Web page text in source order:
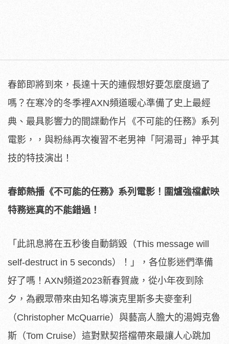
春節即將到來，長達十天的連假想好要怎麼度過了
嗎？在寒冷的冬季裡AXN頻道暖心準備了史上最經
典、最具影響力的間諜動作片《不可能的任務》系列
電影，，與粉絲再次複習不老男神「阿湯哥」神乎其
技的特技演出！
春節熱播《不可能的任務》系列電影！圍爐強檔獻映
特務迷真的不能錯過！
「此訊息將在五秒後自動銷毀（This message will
self-destruct in 5 seconds）！」，各位影迷們準備
好了嗎！AXN頻道2023新春賀歲，從小年夜到除
夕，為觀眾帶來由知名導演克里斯多夫麥奎利
（Christopher McQuarrie）與藝高人膽大的湯姆克魯
斯（Tom Cruise）這對默契搭檔帶來最讓人心跳加